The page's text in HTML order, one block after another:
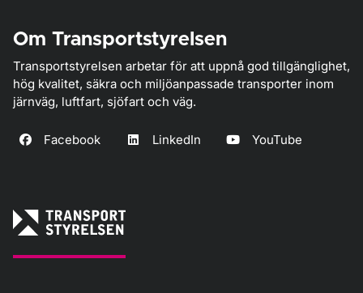
Om Transportstyrelsen
Transportstyrelsen arbetar för att uppnå god tillgänglighet,
hög kvalitet, säkra och miljöanpassade transporter inom
järnväg, luftfart, sjöfart och väg.
Facebook LinkedIn YouTube